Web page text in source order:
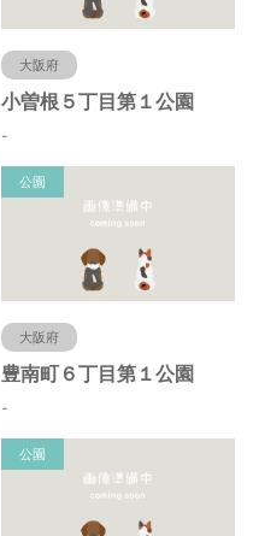
大阪府
小曽根５丁目第１公園
-
公園
大阪府
豊南町６丁目第１公園
-
公園